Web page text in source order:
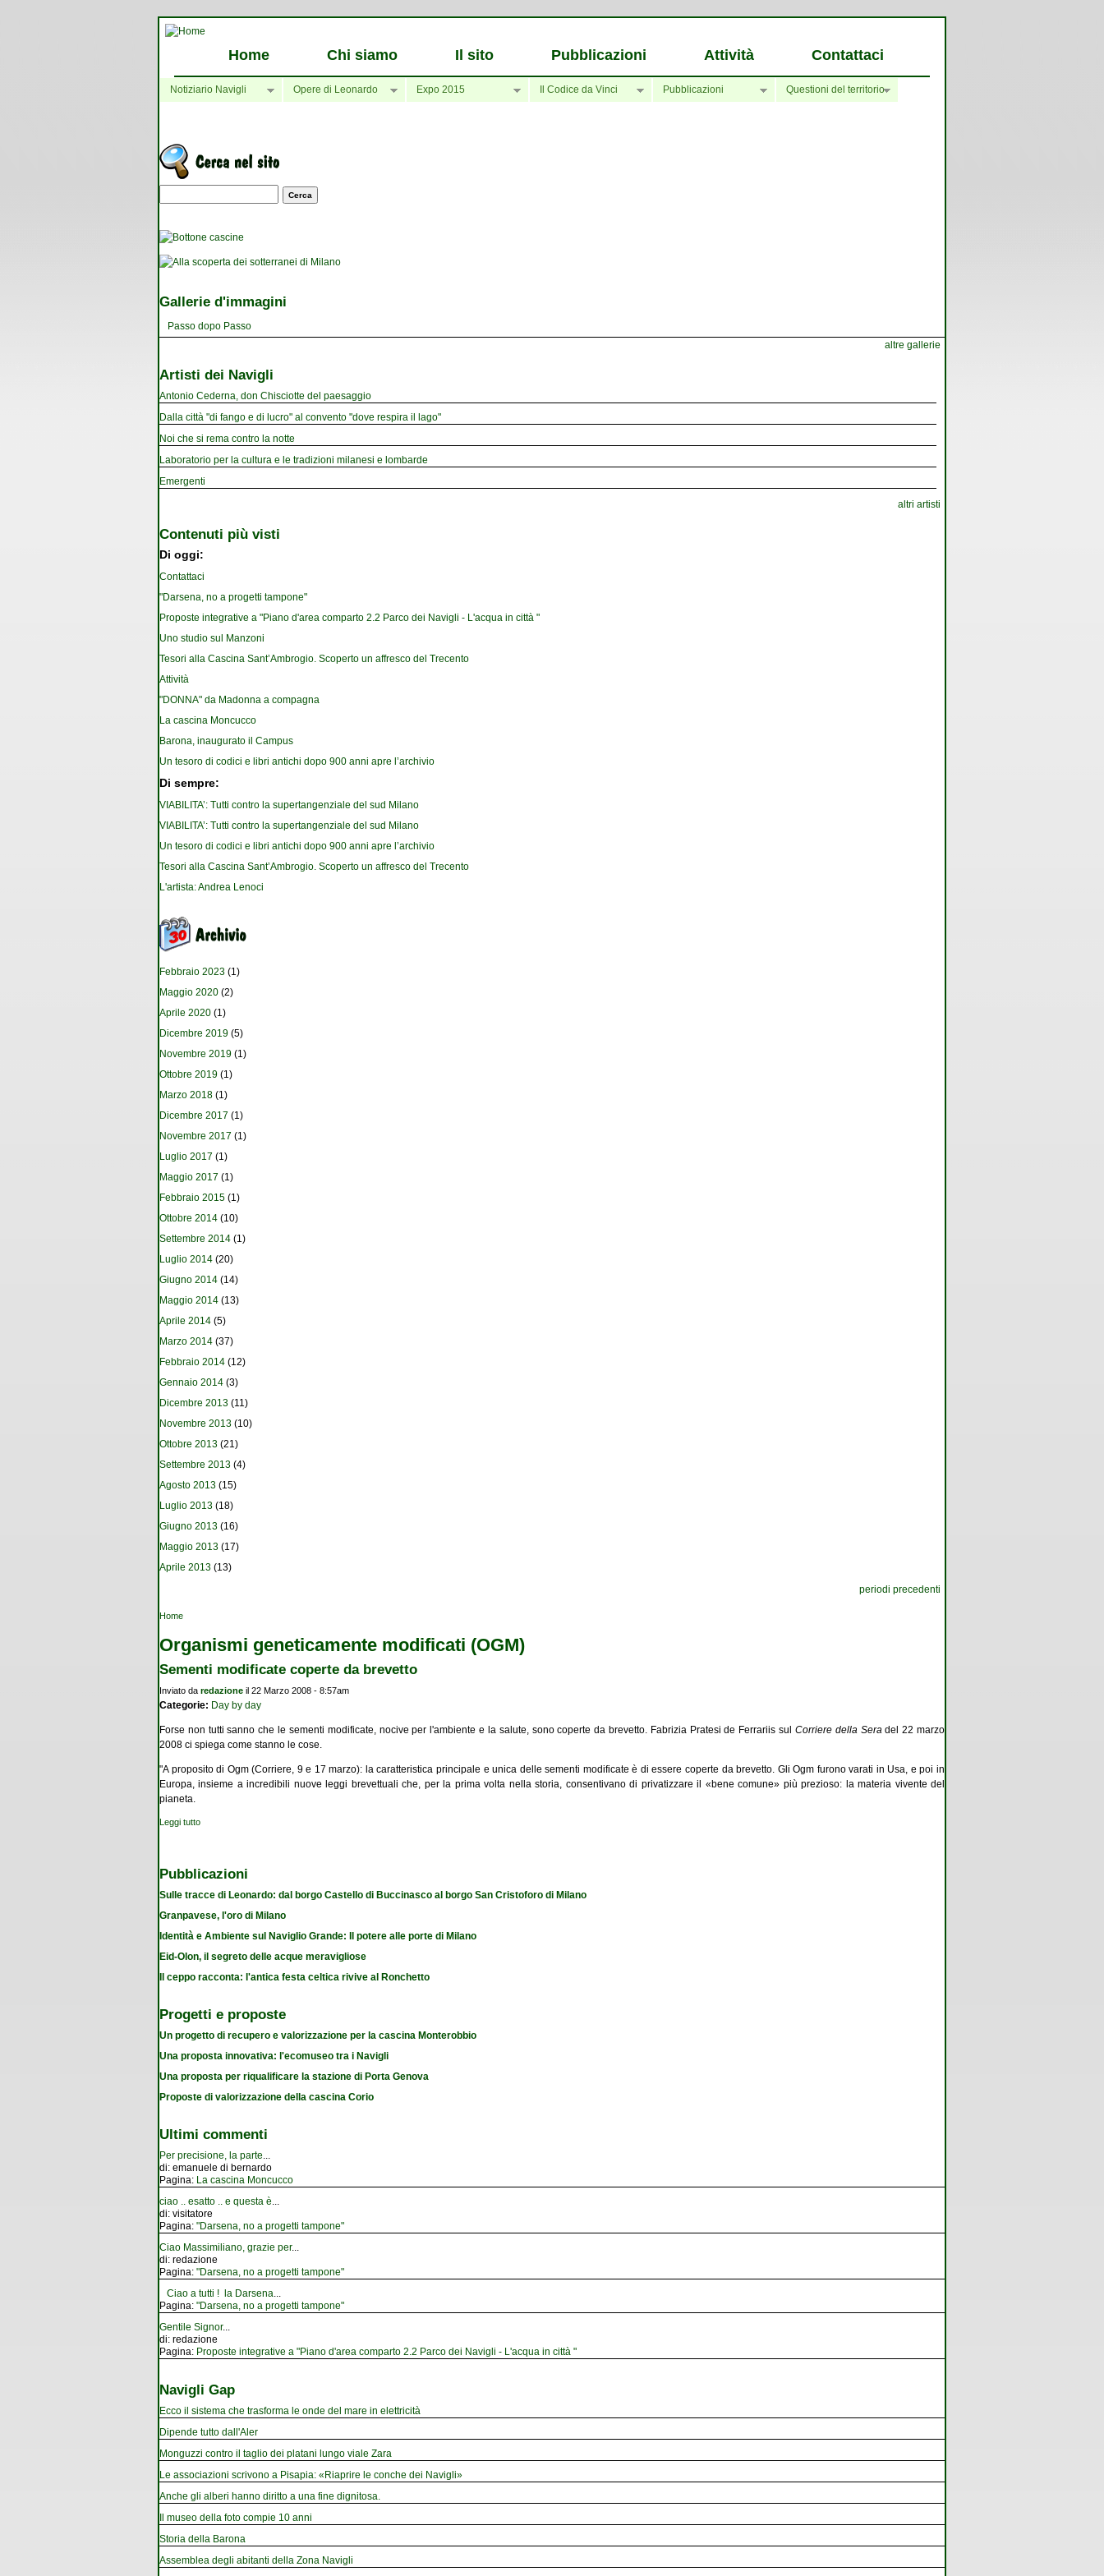
Home Chi siamo Il sito Pubblicazioni Attività Contattaci
Notiziario Navigli Opere di Leonardo Expo 2015 Il Codice da Vinci Pubblicazioni Questioni del territorio
Maschera di ricerca
Gallerie d'immagini
Passo dopo Passo
altre gallerie
Artisti dei Navigli
Antonio Cederna, don Chisciotte del paesaggio
Dalla città "di fango e di lucro" al convento "dove respira il lago"
Noi che si rema contro la notte
Laboratorio per la cultura e le tradizioni milanesi e lombarde
Emergenti
altri artisti
Contenuti più visti
Di oggi:
Contattaci
"Darsena, no a progetti tampone"
Proposte integrative a "Piano d'area comparto 2.2 Parco dei Navigli - L'acqua in città "
Uno studio sul Manzoni
Tesori alla Cascina Sant’Ambrogio. Scoperto un affresco del Trecento
Attività
"DONNA" da Madonna a compagna
La cascina Moncucco
Barona, inaugurato il Campus
Un tesoro di codici e libri antichi dopo 900 anni apre l’archivio
Di sempre:
VIABILITA’: Tutti contro la supertangenziale del sud Milano
VIABILITA’: Tutti contro la supertangenziale del sud Milano
Un tesoro di codici e libri antichi dopo 900 anni apre l’archivio
Tesori alla Cascina Sant’Ambrogio. Scoperto un affresco del Trecento
L'artista: Andrea Lenoci
Febbraio 2023 (1)
Maggio 2020 (2)
Aprile 2020 (1)
Dicembre 2019 (5)
Novembre 2019 (1)
Ottobre 2019 (1)
Marzo 2018 (1)
Dicembre 2017 (1)
Novembre 2017 (1)
Luglio 2017 (1)
Maggio 2017 (1)
Febbraio 2015 (1)
Ottobre 2014 (10)
Settembre 2014 (1)
Luglio 2014 (20)
Giugno 2014 (14)
Maggio 2014 (13)
Aprile 2014 (5)
Marzo 2014 (37)
Febbraio 2014 (12)
Gennaio 2014 (3)
Dicembre 2013 (11)
Novembre 2013 (10)
Ottobre 2013 (21)
Settembre 2013 (4)
Agosto 2013 (15)
Luglio 2013 (18)
Giugno 2013 (16)
Maggio 2013 (17)
Aprile 2013 (13)
periodi precedenti
Tu sei qui
Home
Organismi geneticamente modificati (OGM)
Sementi modificate coperte da brevetto
Inviato da redazione il 22 Marzo 2008 - 8:57am
Categorie: Day by day
Forse non tutti sanno che le sementi modificate, nocive per l'ambiente e la salute, sono coperte da brevetto. Fabrizia Pratesi de Ferrariis sul Corriere della Seradel 22 marzo
2008 ci spiega come stanno le cose.
"A proposito di Ogm (Corriere, 9 e 17 marzo): la caratteristica principale e unica delle sementi modificate è di essere coperte da brevetto. Gli Ogm furono varati in Usa, e poi in
Europa, insieme a incredibili nuove leggi brevettuali che, per la prima volta nella storia, consentivano di privatizzare il «bene comune» più prezioso: la materia vivente del
pianeta.
Leggi tutto
Pubblicazioni
Sulle tracce di Leonardo: dal borgo Castello di Buccinasco al borgo San Cristoforo di Milano
Granpavese, l'oro di Milano
Identità e Ambiente sul Naviglio Grande: Il potere alle porte di Milano
Eid-Olon, il segreto delle acque meravigliose
Il ceppo racconta: l'antica festa celtica rivive al Ronchetto
Progetti e proposte
Un progetto di recupero e valorizzazione per la cascina Monterobbio
Una proposta innovativa: l'ecomuseo tra i Navigli
Una proposta per riqualificare la stazione di Porta Genova
Proposte di valorizzazione della cascina Corio
Ultimi commenti
Per precisione, la parte...
di: emanuele di bernardo
Pagina: La cascina Moncucco
ciao .. esatto .. e questa è...
di: visitatore
Pagina: "Darsena, no a progetti tampone"
Ciao Massimiliano, grazie per...
di: redazione
Pagina: "Darsena, no a progetti tampone"
Ciao a tutti ! la Darsena...
Pagina: "Darsena, no a progetti tampone"
Gentile Signor...
di: redazione
Pagina: Proposte integrative a "Piano d'area comparto 2.2 Parco dei Navigli - L'acqua in città "
Navigli Gap
Ecco il sistema che trasforma le onde del mare in elettricità
Dipende tutto dall'Aler
Monguzzi contro il taglio dei platani lungo viale Zara
Le associazioni scrivono a Pisapia: «Riaprire le conche dei Navigli»
Anche gli alberi hanno diritto a una fine dignitosa.
Il museo della foto compie 10 anni
Storia della Barona
Assemblea degli abitanti della Zona Navigli